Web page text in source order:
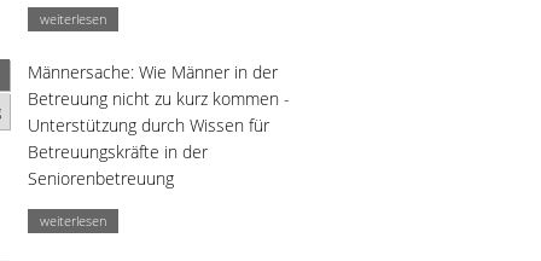
weiterlesen
Männersache: Wie Männer in der
Betreuung nicht zu kurz kommen -
Unterstützung durch Wissen für
Betreuungskräfte in der
Seniorenbetreuung
weiterlesen